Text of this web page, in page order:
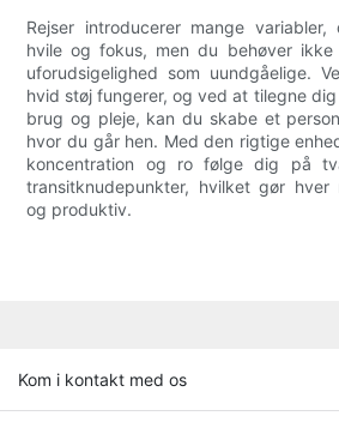
Rejser introducerer mange
hvile og fokus, men du behøver
uforudsigelighed som uundgåelige.
hvid støj fungerer, og ved at tilegne
brug og pleje, kan du skabe et
hvor du går hen. Med den rigtige
koncentration og ro følge dig på
transitknudepunkter, hvilket gør hver
og produktiv.
Kom i kontakt med os